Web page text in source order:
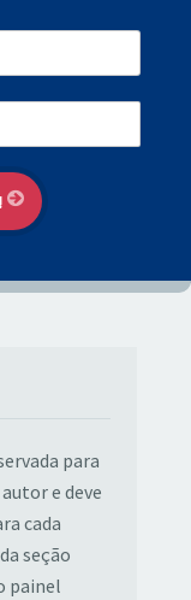
para
e deve
cada
seção
painel